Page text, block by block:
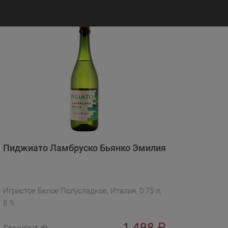
Пиджиато Ламбруско Бьянко Эмилия
Игристое Белое Полусладкое, Италия, 0.75 л,
8 %